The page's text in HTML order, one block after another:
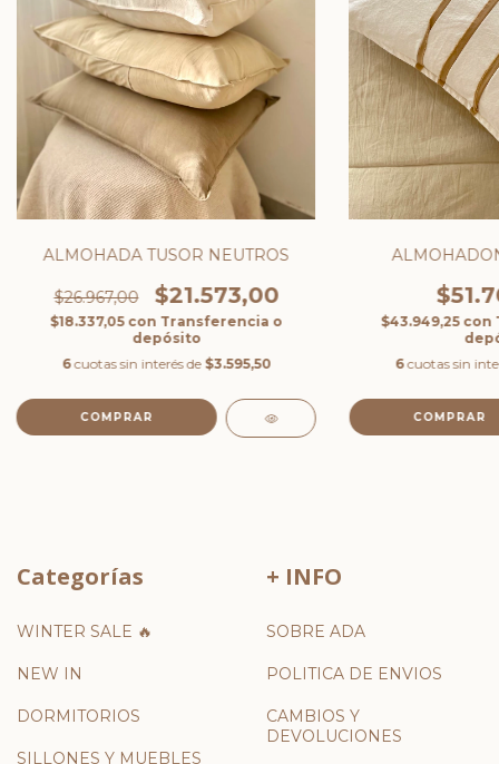
ALMOHADA TUSOR NEUTROS
$26.967,00 $21.573,00
$18.337,05 con Transferencia o
depósito
6 cuotas sin interés de $3.595,50
COMPRAR
$43.949,25 con
6 cuotas sin
COMPRAR
Categorías
WINTER SALE 🔥
NEW IN
DORMITORIOS
SILLONES Y MUEBLES
+ INFO
SOBRE ADA
POLITICA DE ENVIOS
CAMBIOS Y
DEVOLUCIONES